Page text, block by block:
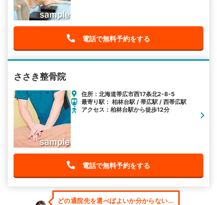
電話で無料予約をする
ささき整骨院
住所：北海道帯広市西17条北2-8-5
最寄り駅： 柏林台駅 / 帯広駅 / 西帯広駅
アクセス：柏林台駅から徒歩12分
電話で無料予約をする
どの通院先を選べばよいか分からない...